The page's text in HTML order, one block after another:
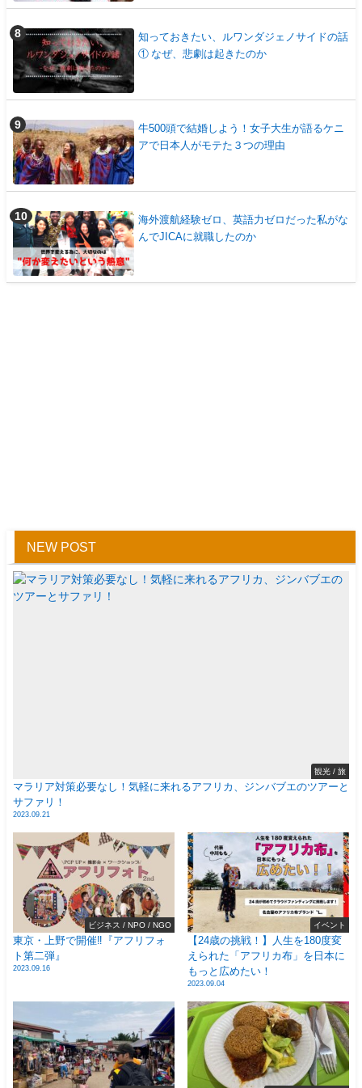
知っておきたい、ルワンダジェノサイドの話
① なぜ、悲劇は起きたのか
牛500頭で結婚しよう！女子大生が語るケニ
アで日本人がモテた３つの理由
海外渡航経験ゼロ、英語力ゼロだった私がな
んでJICAに就職したのか
NEW POST
観光 / 旅
マラリア対策必要なし！気軽に来れるアフリカ、ジンバブエのツアーと
サファリ！
2023.09.21
ビジネス / NPO / NGO
東京・上野で開催‼️『アフリフォ
ト第二弾』
2023.09.16
イベント
【24歳の挑戦！】人生を180度変
えられた「アフリカ布」を日本に
もっと広めたい！
2023.09.04